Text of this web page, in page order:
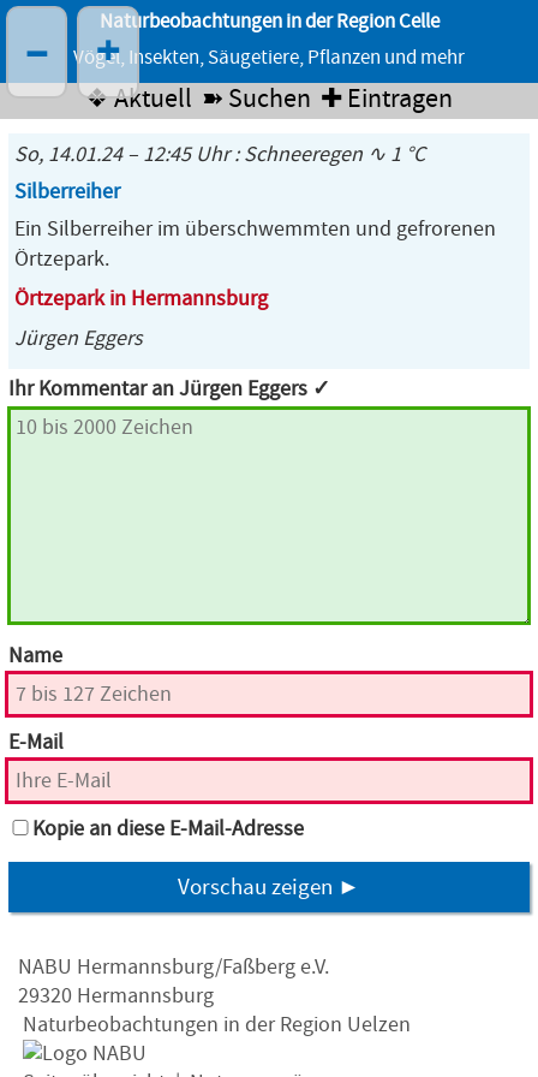
Naturbeobachtungen in der Region Celle
Vögel, Insekten, Säugetiere, Pflanzen und mehr
❖ Aktuell ➽ Suchen ✚ Eintragen
So, 14.01.24 – 12:45 Uhr : Schneeregen ∿ 1 °C
Silberreiher
Ein Silberreiher im überschwemmten und gefrorenen
Örtzepark.
Örtzepark in Hermannsburg
Jürgen Eggers
Ihr Kommentar an Jürgen Eggers ✓
Name
E-Mail
Kopie an diese E-Mail-Adresse
Vorschau zeigen ►
NABU Hermannsburg/Faßberg e.V.
29320 Hermannsburg
Naturbeobachtungen in der Region Uelzen
– +